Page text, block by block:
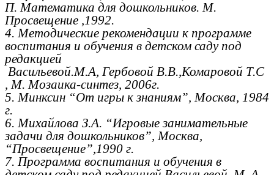
П. Математика для дошкольников. М.
Просвещение ,1992.
4. Методические рекомендации к программе
воспитания и обучения в детском саду под
редакцией
Васильевой.М.А, Гербовой В.В.,Комаровой Т.С
, М. Мозаика-синтез, 2006г.
5. Минксин “От игры к знаниям”, Москва, 1984
г.
6. Михайлова З.А. “Игровые занимательные
задачи для дошкольников”, Москва,
“Просвещение”,1990 г.
7. Программа воспитания и обучения в